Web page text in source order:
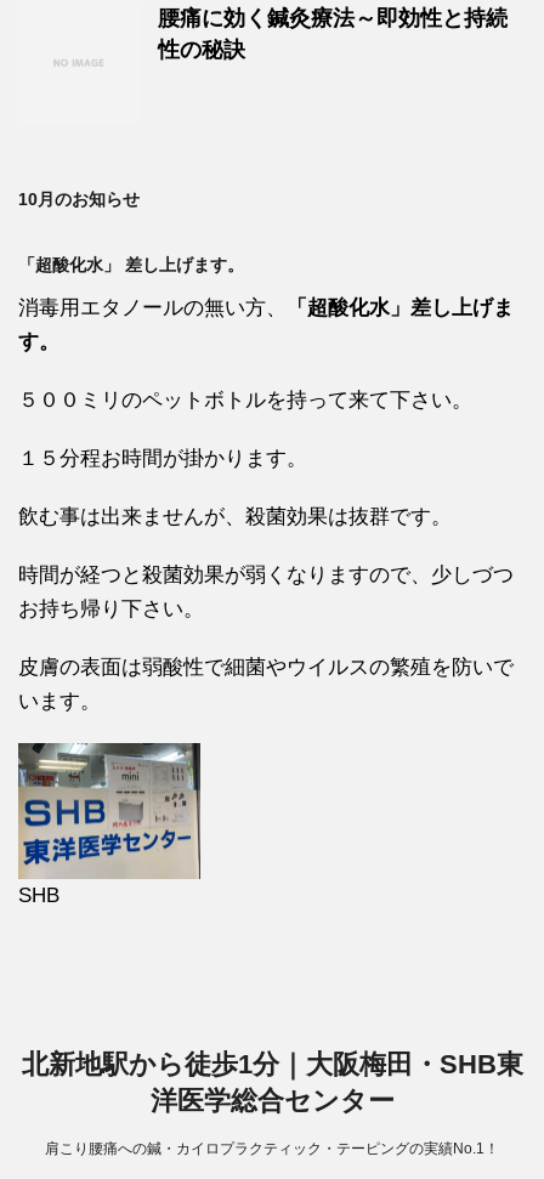
腰痛に効く鍼灸療法～即効性と持続
性の秘訣
10月のお知らせ
「超酸化水」 差し上げます。
消毒用エタノールの無い方、
「超酸化水」差し上げま
す。
５００ミリのペットボトルを持って来て下さい。
１５分程お時間が掛かります。
飲む事は出来ませんが、殺菌効果は抜群です。
時間が経つと殺菌効果が弱くなりますので、少しづつ
お持ち帰り下さい。
皮膚の表面は弱酸性で細菌やウイルスの繁殖を防いで
います。
SHB
北新地駅から徒歩1分｜大阪梅田・SHB東
洋医学総合センター
肩こり腰痛への鍼・カイロプラクティック・テーピングの実績No.1！